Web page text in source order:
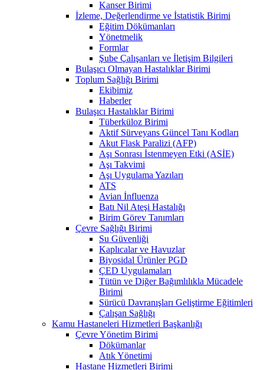
Kanser Birimi
İzleme, Değerlendirme ve İstatistik Birimi
Eğitim Dökümanları
Yönetmelik
Formlar
Şube Çalışanları ve İletişim Bilgileri
Bulaşıcı Olmayan Hastalıklar Birimi
Toplum Sağlığı Birimi
Ekibimiz
Haberler
Bulaşıcı Hastalıklar Birimi
Tüberküloz Birimi
Aktif Sürveyans Güncel Tanı Kodları
Akut Flask Paralizi (AFP)
Aşı Sonrası İstenmeyen Etki (ASİE)
Aşı Takvimi
Aşı Uygulama Yazıları
ATS
Avian İnfluenza
Batı Nil Ateşi Hastalığı
Birim Görev Tanımları
Çevre Sağlığı Birimi
Su Güvenliği
Kaplıcalar ve Havuzlar
Biyosidal Ürünler PGD
ÇED Uygulamaları
Tütün ve Diğer Bağımlılıkla Mücadele
Birimi
Sürücü Davranışları Geliştirme Eğitimleri
Çalışan Sağlığı
Kamu Hastaneleri Hizmetleri Başkanlığı
Çevre Yönetim Birimi
Dökümanlar
Atık Yönetimi
Hastane Hizmetleri Birimi